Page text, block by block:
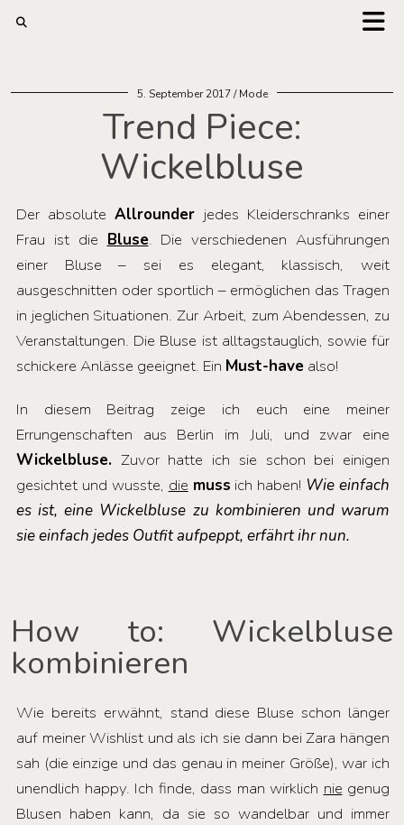
5. September 2017 Mode
Trend Piece:
Wickelbluse
Der absoluteAllrounder jedes Kleiderschranks einer
Frau ist die Bluse. Die verschiedenen Ausführungen
einer Bluse – sei es elegant, klassisch, weit
ausgeschnitten oder sportlich – ermöglichen das Tragen
in jeglichen Situationen. Zur Arbeit, zum Abendessen, zu
Veranstaltungen. Die Bluse ist alltagstauglich, sowie für
schickere Anlässe geeignet. Ein Must-have also!
In diesem Beitrag zeige ich euch eine meiner
Errungenschaften aus Berlin im Juli, und zwar eine
Wickelbluse. Zuvor hatte ich sie schon bei einigen
gesichtet und wusste, die muss ich haben! Wie einfach
es ist, eine Wickelbluse zu kombinieren und warum
sie einfach jedes Outfit aufpeppt, erfährt ihr nun.
How to: Wickelbluse
kombinieren
Wie bereits erwähnt, stand diese Bluse schon länger
auf meiner Wishlist und als ich sie dann bei Zara hängen
sah (die einzige und das genau in meiner Größe), war ich
unendlich happy. Ich finde, dass man wirklich nie genug
Blusen haben kann, da sie so wandelbar und immer